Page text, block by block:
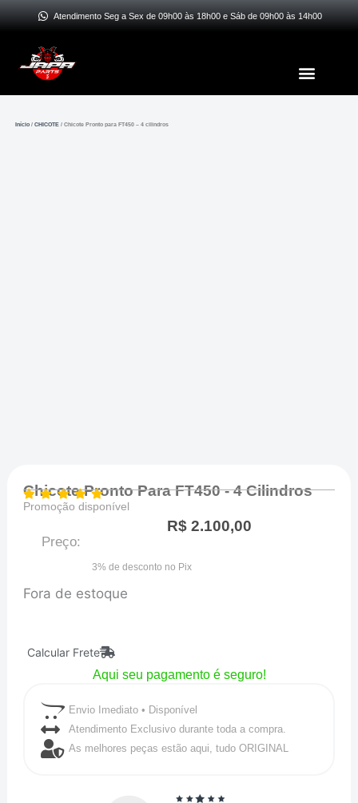
Ir
conteúdo
Atendimento Seg a Sex de 09h00 às 18h00 e Sáb de 09h00 às 14h00
Menu
Início /CHICOTE / Chicote Pronto para FT450 – 4 cilindros
Chicote Pronto Para FT450 - 4 Cilindros
Promoção disponível
Preço:
R$2.100,00
3% de desconto no Pix
Fora de estoque
Calcular Frete
Aqui seu pagamento é seguro!
Envio Imediato • Disponível
Atendimento Exclusivo durante toda a compra.
As melhores peças estão aqui, tudo ORIGINAL